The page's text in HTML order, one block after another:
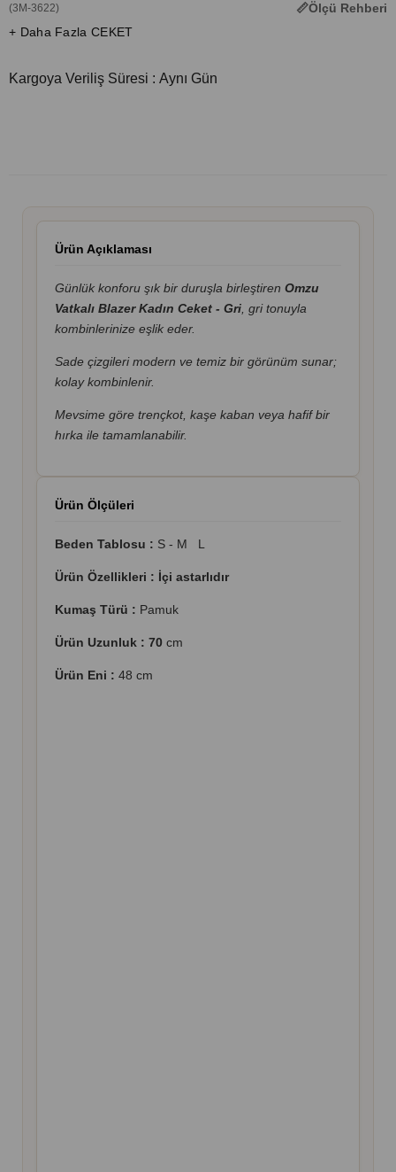
(3M-3622)
Ölçü Rehberi
+ Daha Fazla CEKET
Kargoya Veriliş Süresi : Aynı Gün
Ürün Açıklaması
Günlük konforu şık bir duruşla birleştiren Omzu
Vatkalı Blazer Kadın Ceket - Gri , gri tonuyla
kombinlerinize eşlik eder.
Sade çizgileri modern ve temiz bir görünüm sunar;
kolay kombinlenir.
Mevsime göre trençkot, kaşe kaban veya hafif bir
hırka ile tamamlanabilir.
Ürün Ölçüleri
Beden Tablosu : S - M L
Ürün Özellikleri : İçi astarlıdır
Kumaş Türü : Pamuk
Ürün Uzunluk : 70 cm
Ürün Eni : 48 cm